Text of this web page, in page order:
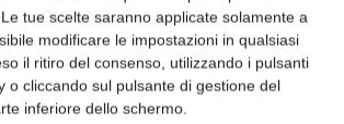
tue scelte saranno applicate solamente a
modificare le impostazioni in qualsiasi
il ritiro del consenso, utilizzando i pulsanti
o cliccando sul pulsante di gestione del
inferiore dello schermo.
formativa nell’odontoiatria
italiana fra gli anni quaranta e
sessanta